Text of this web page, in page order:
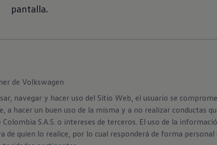
pantalla.
de Volkswagen
navegar y hacer uso del Sitio Web, el usuario se
a hacer un buen uso de la misma y a no realizar conductas
Colombia S.A.S. o intereses de terceros. El uso de la
de quien lo realice, por lo cual responderá de forma